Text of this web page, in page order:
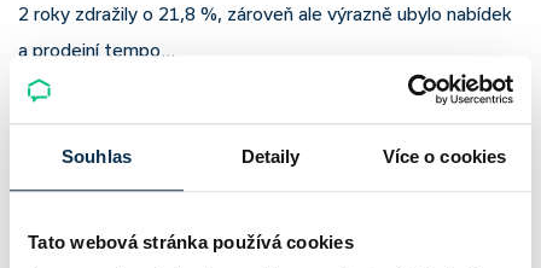
Souhlas Detaily Více o cookies
Tato webová stránka používá cookies
2 roky zdražily o 21,8 %, zároveň ale výrazně ubylo nabídek
a prodejní tempo…
Pavel Pohanka